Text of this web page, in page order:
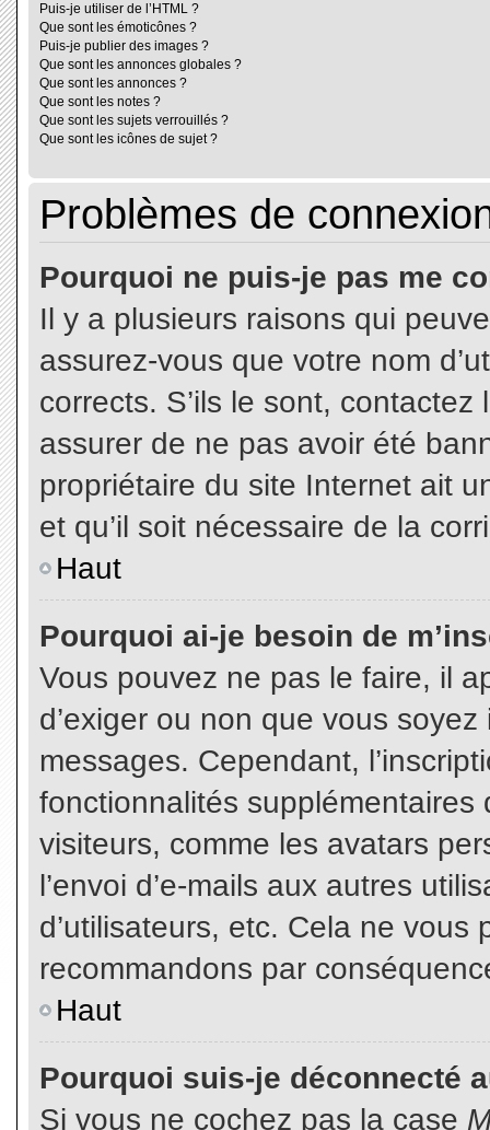
Puis-je utiliser de l’HTML ?
Que sont les émoticônes ?
Puis-je publier des images ?
Que sont les annonces globales ?
Que sont les annonces ?
Que sont les notes ?
Que sont les sujets verrouillés ?
Que sont les icônes de sujet ?
Problèmes de
Pourquoi ne puis-je pas me
Il y a plusieurs raisons qui
assurez-vous que votre nom
corrects. S’ils le sont,
assurer de ne pas avoir été
propriétaire du site Internet ait
et qu’il soit nécessaire de la
Haut
Pourquoi ai-je besoin de
Vous pouvez ne pas le faire, il
d’exiger ou non que vous
messages. Cependant,
fonctionnalités
visiteurs, comme les avatars
l’envoi d’e-mails aux autres
d’utilisateurs, etc. Cela ne vous
recommandons par
Haut
Pourquoi suis-je déconnecté
Si vous ne cochez pas la case